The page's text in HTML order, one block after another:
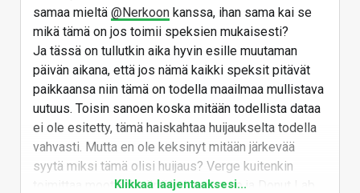
Vastaa
samaa mieltä @Nerkoon kanssa, ihan sama kai se
mikä tämä on jos toimii speksien mukaisesti?
Ja tässä on tullutkin aika hyvin esille muutaman
päivän aikana, että jos nämä kaikki speksit pitävät
paikkaansa niin tämä on todella maailmaa mullistava
uutuus. Toisin sanoen koska mitään todellista dataa
ei ole esitetty, tämä haiskahtaa huijaukselta todella
vahvasti. Mutta en ole keksinyt mitään järkevää
syytä miksi tämä olisi huijaus? Verge kuitenkin
toimittaa moottoripyöriä koko ajan, se ja Donut Lab
Klikkaa laajentaaksesi...